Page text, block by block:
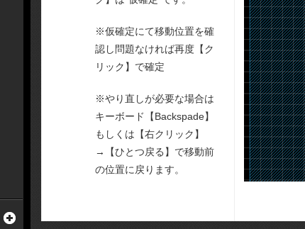
※仮確定にて移動位置を確
認し問題なければ再度【ク
リック】で確定
※やり直しが必要な場合は
キーボード【Backspade】
もしくは【右クリック】
→【ひとつ戻る】で移動前
の位置に戻ります。